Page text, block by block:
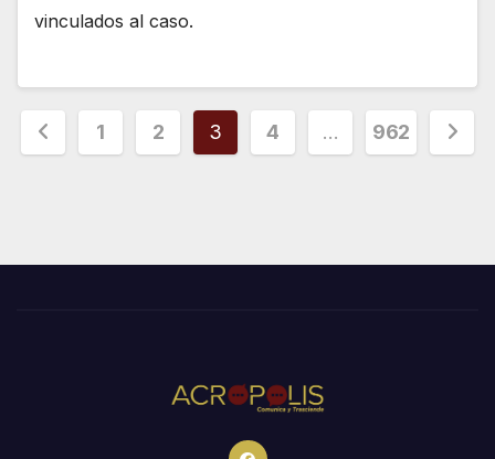
vinculados al caso.
Paginación
1 2 3 4 … 962